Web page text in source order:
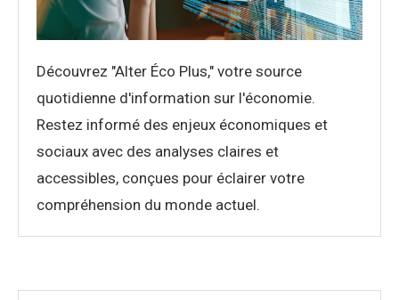
Découvrez "Alter Éco Plus," votre source
quotidienne d'information sur l'économie.
Restez informé des enjeux économiques et
sociaux avec des analyses claires et
accessibles, conçues pour éclairer votre
compréhension du monde actuel.